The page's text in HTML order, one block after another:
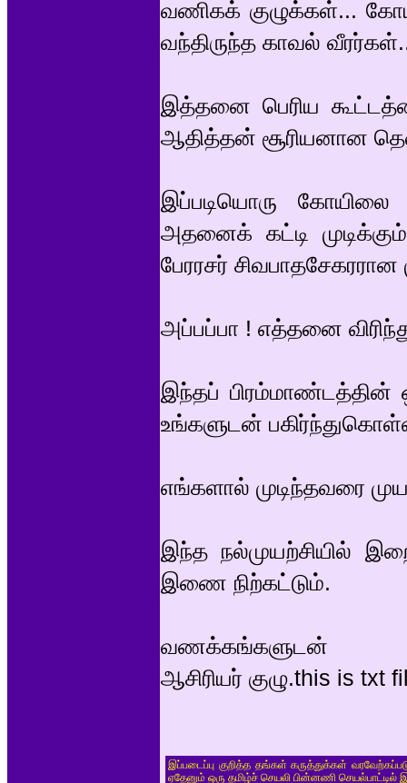
வணிகக் குழுக்கள்...
வந்திருந்த காவல்
இத்தனை பெரிய
ஆதித்தன் சூரியனான
இப்படியொரு
அதனைக் கட்டி
பேரரசர்
அப்பப்பா ! எத்தனை
இந்தப்
உங்களுடன்
எங்களால் முடிந்தவரை
இந்த நல்முயற்சியில்
இணை நிற்கட்டும்.
வணக்கங்களுடன்
ஆசிரியர் குழு.this is txt
இப்படைப்பு குறித்த தங்கள் கருத்துக்கள்
ஏதேனும் ஒரு தமிழ்ச் செயலி பின்னணி செயல்பாட்டில்